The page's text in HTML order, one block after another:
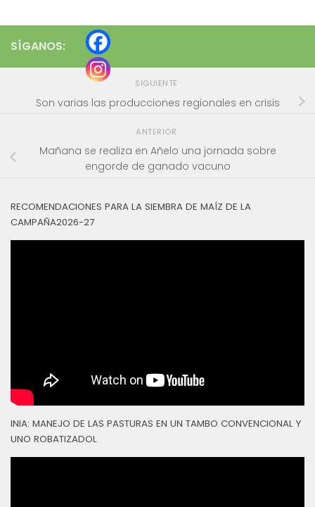
SÍGANOS:
SIGUIENTE
Son varias las producciones regionales en crisis
ANTERIOR
Mañana se realiza en Añelo una jornada sobre
engorde de ganado vacuno
RECOMENDACIONES PARA LA SIEMBRA DE MAÍZ DE LA
CAMPAÑA2026-27
INIA: MANEJO DE LAS PASTURAS EN UN TAMBO CONVENCIONAL Y
UNO ROBATIZADOL